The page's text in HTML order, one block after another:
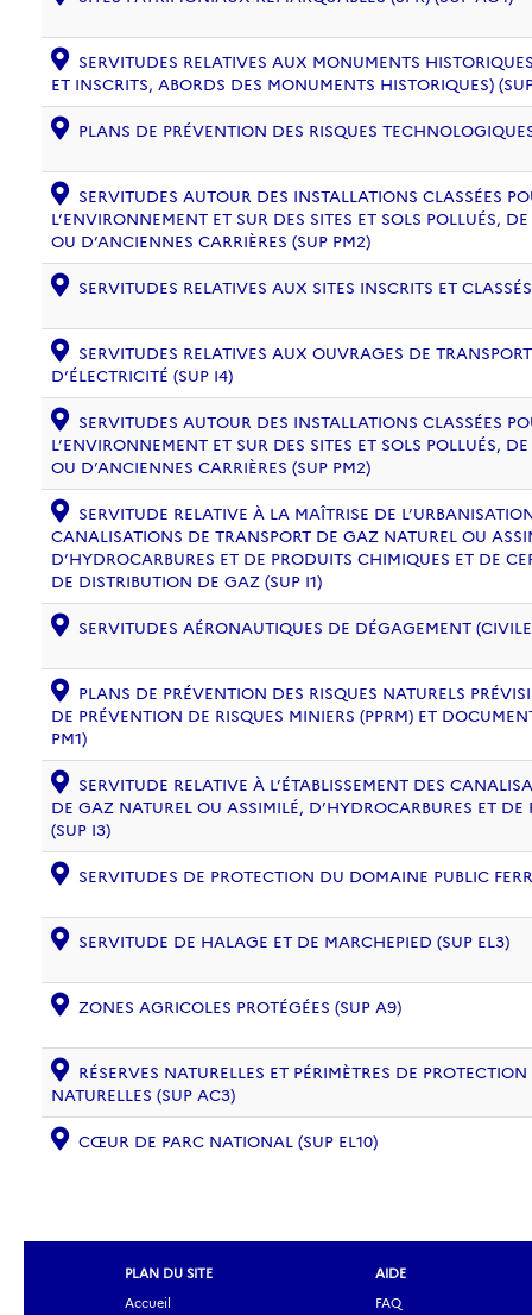
SERVITUDES RELATIVES AUX MONUMENTS
ET INSCRITS, ABORDS DES MONUMENTS HISTORIQUES)
PLANS DE PRÉVENTION DES RISQUES
SERVITUDES AUTOUR DES INSTALLATIONS CLASSÉES
L’ENVIRONNEMENT ET SUR DES SITES ET SOLS POLLUÉS,
OU D’ANCIENNES CARRIÈRES (SUP PM2)
SERVITUDES RELATIVES AUX SITES INSCRITS ET
SERVITUDES RELATIVES AUX OUVRAGES DE
D’ÉLECTRICITÉ (SUP I4)
SERVITUDES AUTOUR DES INSTALLATIONS CLASSÉES
L’ENVIRONNEMENT ET SUR DES SITES ET SOLS POLLUÉS,
OU D’ANCIENNES CARRIÈRES (SUP PM2)
SERVITUDE RELATIVE À LA MAÎTRISE DE
CANALISATIONS DE TRANSPORT DE GAZ NATUREL OU
D’HYDROCARBURES ET DE PRODUITS CHIMIQUES ET DE
DE DISTRIBUTION DE GAZ (SUP I1)
SERVITUDES AÉRONAUTIQUES DE DÉGAGEMENT
PLANS DE PRÉVENTION DES RISQUES NATURELS
DE PRÉVENTION DE RISQUES MINIERS (PPRM) ET
PM1)
SERVITUDE RELATIVE À L’ÉTABLISSEMENT DES
DE GAZ NATUREL OU ASSIMILÉ, D’HYDROCARBURES ET
(SUP I3)
SERVITUDES DE PROTECTION DU DOMAINE PUBLIC
SERVITUDE DE HALAGE ET DE MARCHEPIED (SUP EL3)
ZONES AGRICOLES PROTÉGÉES (SUP A9)
RÉSERVES NATURELLES ET PÉRIMÈTRES DE
NATURELLES (SUP AC3)
CŒUR DE PARC NATIONAL (SUP EL10)
PLAN DU SITE
Accueil
AIDE
FAQ